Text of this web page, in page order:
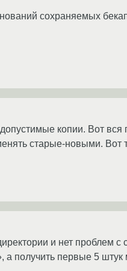
сохраняемых
копии. Вот
старые-новыми. Вот
и нет проблем с
а получить первые 5